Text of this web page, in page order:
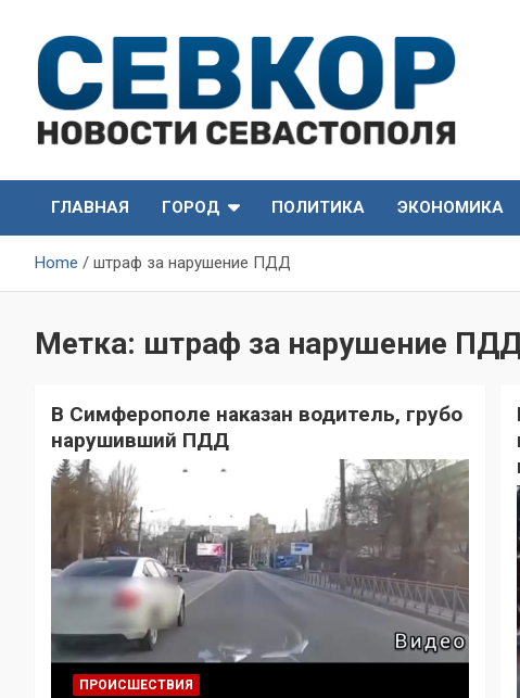
content
СевКор — Новости
Севастополя
Севастополя
ГЛАВНАЯ
ГОРОД ПОЛИТИКА ЭКОНОМИКА
Home штраф за нарушение ПДД
Метка: штраф за нарушение
В Симферополе наказан водитель, грубо
нарушивший ПДД
ПРОИСШЕСТВИЯ